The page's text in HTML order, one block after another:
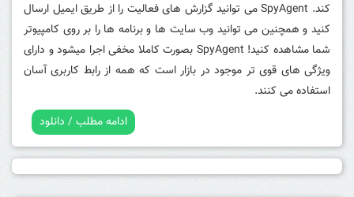
کند. SpyAgent می توانید گزارش های فعالیت را از طریق ایمیل ارسال
کنید و همچنین می توانید وب سایت ها و برنامه ها را بر روی کامپیوتر
شما مشاهده کنید! SpyAgent بصورت کاملا مخفی اجرا میشود و دارای
ویژگی های قوی تر موجود در بازار است که همه از رابط کاربری آسان
استفاده می کنند.
ادامه مطلب / دانلود